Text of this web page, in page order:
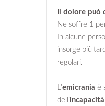
Il dolore può
Ne soffre 1
In alcune
insorge più
regolari.
L’emicrania è
dell’